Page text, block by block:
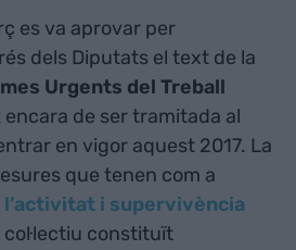
es va aprovar per
dels Diputats el text de la
Urgents del Treball
encara de ser tramitada al
en vigor aquest 2017. La
que tenen com a
i supervivència
col·lectiu constituït